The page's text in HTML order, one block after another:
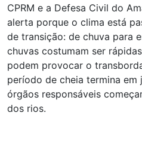
CPRM e a Defesa Civil do
alerta porque o clima está
de transição: de chuva para
chuvas costumam ser
podem provocar o
período de cheia termina em
órgãos responsáveis
dos rios.